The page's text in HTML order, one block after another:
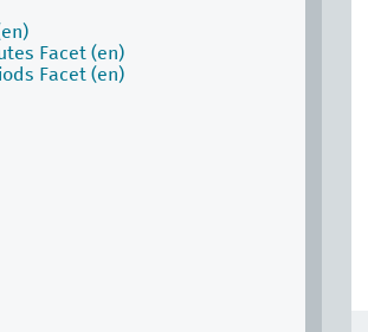
Facet (en)
Facet (en)